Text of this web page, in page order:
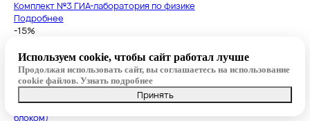
Комплект №3 ГИА-лаборатория по физике
Подробнее
-15%
Арт: 00001800
10 636Р
доставка
ГИА-лаборатория по физике 2021 - 2024
Комплект №4 ГИА-лаборатория по физике (с батарейным
блоком)
Используем cookie, чтобы сайт работал лучше
Продолжая использовать сайт, вы соглашаетесь на использование
cookie файлов.Узнать подробнее
Принять